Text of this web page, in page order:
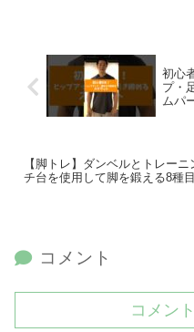
初心
プ・
ムパ
【脚トレ】ダンベルとトレーニ
チ台を使用して脚を鍛える8種
コメント
コメン